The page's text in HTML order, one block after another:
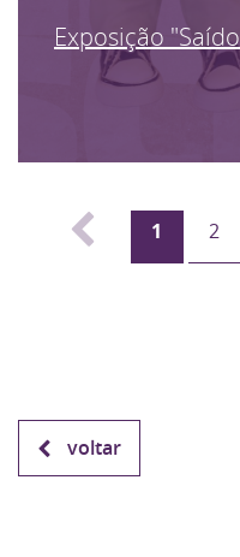
Exposição
1 2
voltar